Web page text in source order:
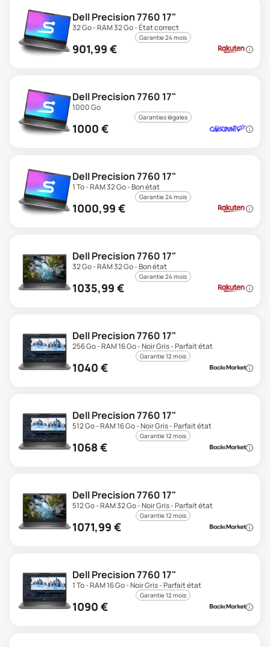
Dell Precision 7760 17"
32 Go - RAM 32 Go - État correct
Garantie 24 mois
901,99 €
Dell Precision 7760 17"
1000 Go
Garanties légales
1000 €
Dell Precision 7760 17"
1 To - RAM 32 Go - Bon état
Garantie 24 mois
1000,99 €
Dell Precision 7760 17"
32 Go - RAM 32 Go - Bon état
Garantie 24 mois
1035,99 €
Dell Precision 7760 17"
256 Go - RAM 16 Go - Noir Gris - Parfait état
Garantie 12 mois
1040 €
Dell Precision 7760 17"
512 Go - RAM 16 Go - Noir Gris - Parfait état
Garantie 12 mois
1068 €
Dell Precision 7760 17"
512 Go - RAM 32 Go - Noir Gris - Parfait état
Garantie 12 mois
1071,99 €
Dell Precision 7760 17"
1 To - RAM 16 Go - Noir Gris - Parfait état
Garantie 12 mois
1090 €